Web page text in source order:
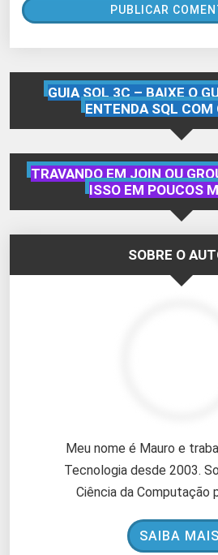
GUIA SQL 3C – BAIXE O
ENTENDA SQL COM
TRAVANDO EM JOIN OU
ISSO EM POUCOS
SOBRE O
Meu nome é Mauro e
Tecnologia desde 2003.
Ciência da Computação
SAIBA MAIS